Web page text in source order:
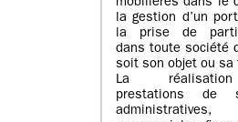
mobilières dans le
la gestion d’un
la prise de
dans toute société
soit son objet ou sa
La
prestations de
administratives,